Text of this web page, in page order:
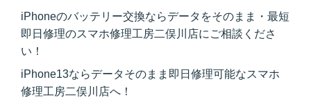
iPhoneのバッテリー交換ならデータをそのまま・最短
即日修理のスマホ修理工房二俣川店にご相談くださ
い！
iPhone13ならデータそのまま即日修理可能なスマホ
修理工房二俣川店へ！